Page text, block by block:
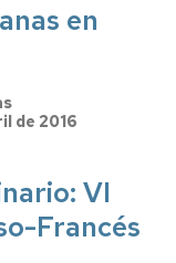
en
de 2016
VI
Francés